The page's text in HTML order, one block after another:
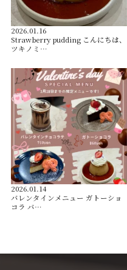
2026.01.16
Strawberry pudding こんにちは、
ツキノミ…
2026.01.14
バレンタインメニュー ガトーショ
コラ バ…